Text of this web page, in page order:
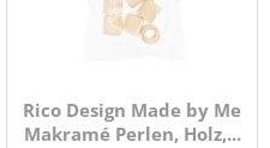
Rico Design Made by Me
Makramé Perlen, Holz,...